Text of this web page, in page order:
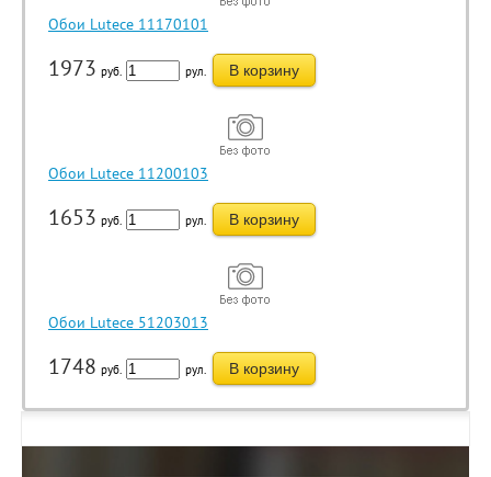
Обои Lutece 11170101
1973 руб. рул. В корзину
Обои Lutece 11200103
1653 руб. рул. В корзину
Обои Lutece 51203013
1748 руб. рул. В корзину